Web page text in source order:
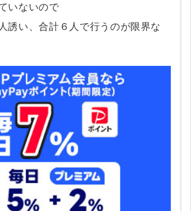
いないので
誘い、合計６人で行うのが限界な